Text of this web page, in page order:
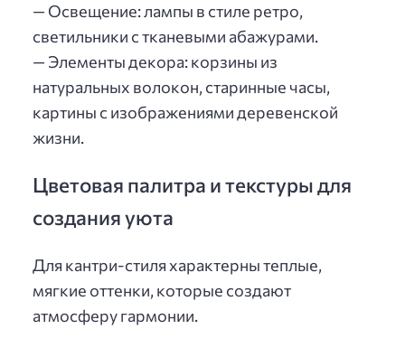
— Освещение: лампы в стиле ретро,
светильники с тканевыми абажурами.
— Элементы декора: корзины из
натуральных волокон, старинные часы,
картины с изображениями деревенской
жизни.
Цветовая палитра и текстуры для
создания уюта
Для кантри-стиля характерны теплые,
мягкие оттенки, которые создают
атмосферу гармонии.